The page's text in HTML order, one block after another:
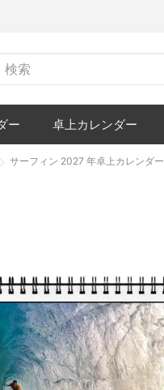
ー 卓上カレンダー
サーフィン 2027 年卓上カレンダー